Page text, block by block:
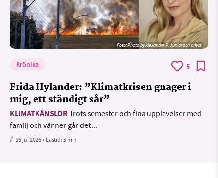
Foto:Photo by Alexandre P. Junior och privat
Krönika 5
Frida Hylander: ”Klimatkrisen gnager i
mig, ett ständigt sår”
KLIMATKÄNSLORTrots semester och fina upplevelser med
familj och vänner går det ...
26 jul 2026• Lästid:5 min